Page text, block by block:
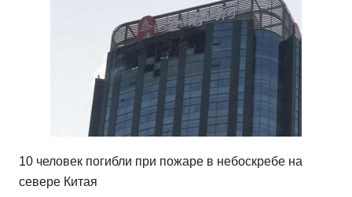
10 человек погибли при пожаре в небоскребе на
севере Китая